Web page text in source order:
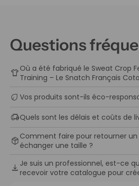
Questions
apparelOù a été fabriqué le Sweat Crop
Training – Le Snatch Français
eco Vos produits sont-ils éco-
delivery_truck_speedQuels sont les délais et coûts de
package_2 Comment faire pour retourner
échanger une taille ?
download Je suis un professionnel, est-ce
recevoir votre catalogue pour